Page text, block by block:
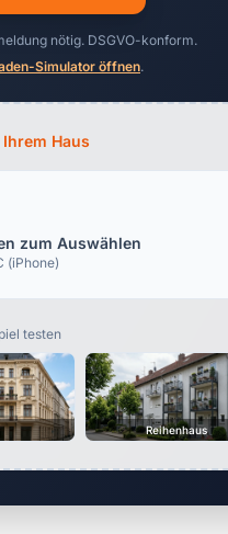
nötig. DSGVO-konform.
Simulator öffnen.
Ihrem Haus
zum Auswählen
(iPhone)
testen
Reihenhaus